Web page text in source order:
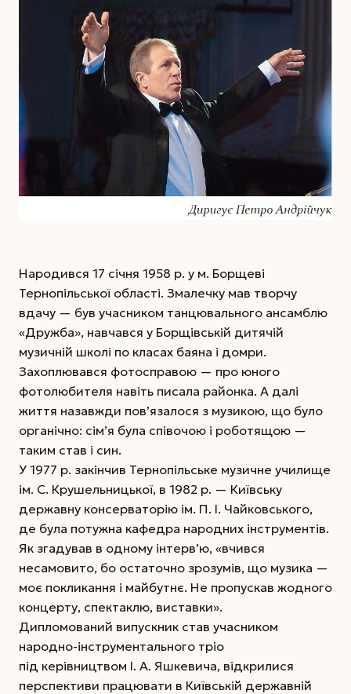
Народився 17 січня 1958 р. у м. Борщеві
Тернопільської області. Змалечку мав творчу
вдачу — був учасником танцювального ансамблю
«Дружба», навчався у Борщівській дитячій
музичній школі по класах баяна і домри.
Захоплювався фотосправою — про юного
фотолюбителя навіть писала районка. А далі
життя назавжди пов’язалося з музикою, що було
органічно: сім’я була співочою і роботящою —
таким став і син.
У 1977 р. закінчив Тернопільське музичне училище
ім. С. Крушельницької, в 1982 р. — Київську
державну консерваторію ім. П. І. Чайковського,
де була потужна кафедра народних інструментів.
Як згадував в одному інтерв’ю, «вчився
несамовито, бо остаточно зрозумів, що музика —
моє покликання і майбутнє. Не пропускав жодного
концерту, спектаклю, виставки».
Дипломований випускник став учасником
народно-інструментального тріо
під керівництвом І. А. Яшкевича, відкрилися
перспективи працювати в Київській державній